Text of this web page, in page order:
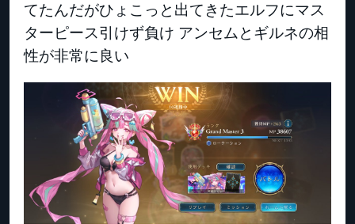
てたんだがひょこっと出てきたエルフにマス
ターピース引けず負け アンセムとギルネの相
性が非常に良い